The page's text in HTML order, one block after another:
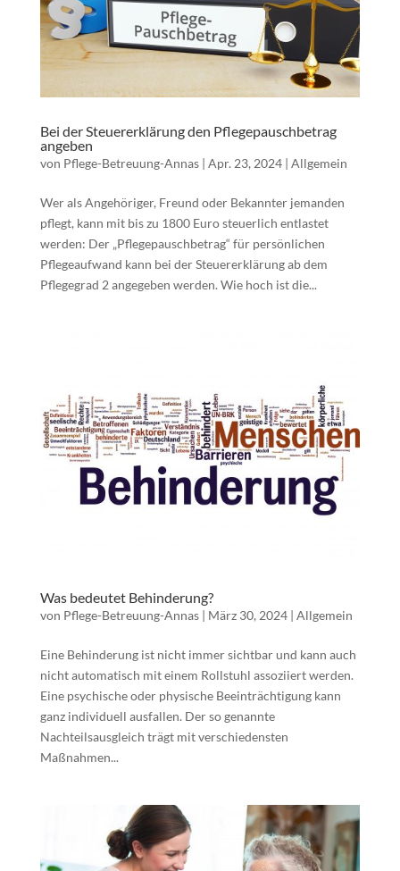
Bei der Steuererklärung den Pflegepauschbetrag
angeben
von Pflege-Betreuung-Annas| Apr. 23, 2024| Allgemein
Wer als Angehöriger, Freund oder Bekannter jemanden
pflegt, kann mit bis zu 1800 Euro steuerlich entlastet
werden: Der „Pflegepauschbetrag“ für persönlichen
Pflegeaufwand kann bei der Steuererklärung ab dem
Pflegegrad 2 angegeben werden. Wie hoch ist die...
Was bedeutet Behinderung?
von Pflege-Betreuung-Annas| März 30, 2024| Allgemein
Eine Behinderung ist nicht immer sichtbar und kann auch
nicht automatisch mit einem Rollstuhl assoziiert werden.
Eine psychische oder physische Beeinträchtigung kann
ganz individuell ausfallen. Der so genannte
Nachteilsausgleich trägt mit verschiedensten
Maßnahmen...